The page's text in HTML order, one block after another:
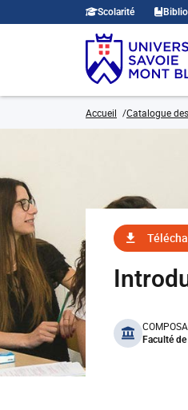
Scolarité
Accueil Catalogue
benefits
Faculté